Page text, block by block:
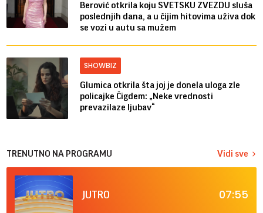
Berović otkrila koju SVETSKU ZVEZDU sluša
poslednjih dana, a u čijim hitovima uživa dok
se vozi u autu sa mužem
SHOWBIZ
Glumica otkrila šta joj je donela uloga zle
policajke Čigdem: „Neke vrednosti
prevazilaze ljubav“
TRENUTNO NA PROGRAMU Vidi sve
JUTRO 07:55